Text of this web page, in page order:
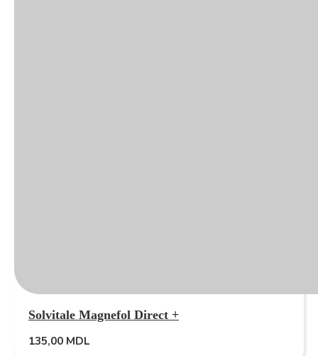
Solvitale Magnefol Direct +
135,00 MDL